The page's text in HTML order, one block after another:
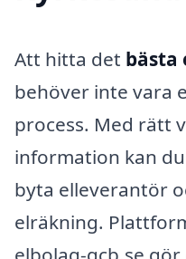
Att hitta det bästa
behöver inte vara
process. Med rätt
information kan
byta elleverantör
elräkning.